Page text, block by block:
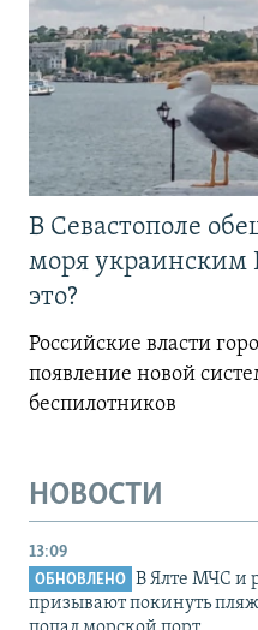
В Севастополе
моря украинским
это?
Российские власти
появление новой
беспилотников
НОВОСТИ
13:09
ОБНОВЛЕНО
В Ялте МЧС и
призывают покинуть